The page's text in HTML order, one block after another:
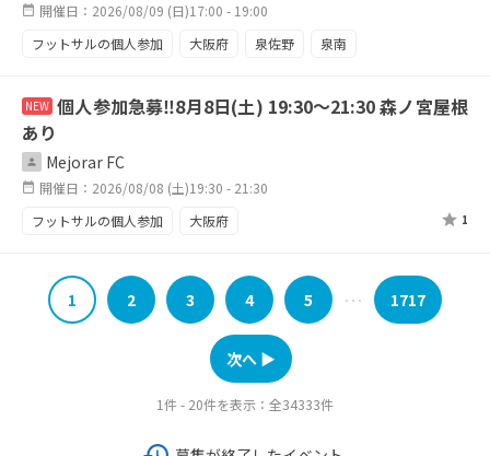
開催日：2026/08/09 (日)17:00 - 19:00
フットサルの個人参加
大阪府 泉佐野
泉南
NEW 個人参加急募‼️8月8日(土) 19:30〜21:30 森ノ宮屋根
あり
Mejorar FC
開催日：2026/08/08 (土)19:30 - 21:30
フットサルの個人参加
大阪府 1
1 2 3 4 5 ･･･ 1717
次へ ▶︎
1件 - 20件を表示：全34333件